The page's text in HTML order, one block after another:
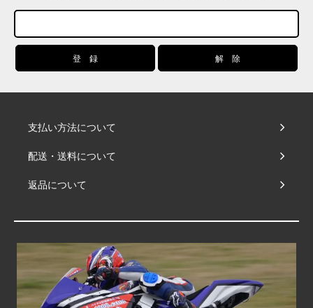
支払い方法について
配送・送料について
返品について